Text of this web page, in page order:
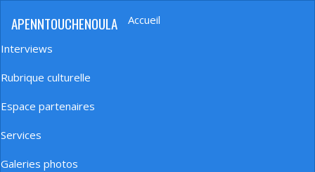
principal
APENNTOUCHENOULA
Navigation
principale
Accueil
Interviews
Rubrique culturelle
Espace partenaires
Services
Galeries photos